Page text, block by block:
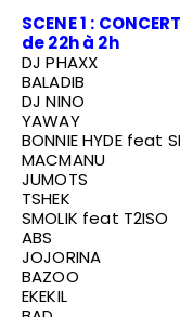
SCENE 1 :
de 22h à 2h
DJ PHAXX
BALADIB
DJ NINO
YAWAY
BONNIE HYDE feat
MACMANU
JUMOTS
TSHEK
SMOLIK feat T2ISO
ABS
JOJORINA
BAZOO
EKEKIL